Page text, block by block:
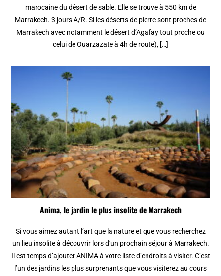
marocaine du désert de sable. Elle se trouve à 550 km de
Marrakech. 3 jours A/R. Si les déserts de pierre sont proches de
Marrakech avec notamment le désert d’Agafay tout proche ou
celui de Ouarzazate à 4h de route), […]
Anima, le jardin le plus insolite de Marrakech
Si vous aimez autant l’art que la nature et que vous recherchez
un lieu insolite à découvrir lors d’un prochain séjour à Marrakech.
Il est temps d’ajouter ANIMA à votre liste d’endroits à visiter. C’est
l’un des jardins les plus surprenants que vous visiterez au cours